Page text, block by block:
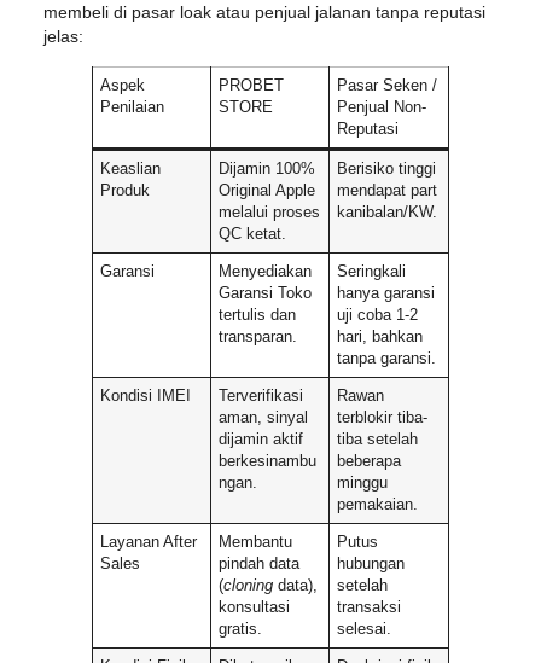
membeli di pasar loak atau penjual jalanan tanpa reputasi
jelas:
Aspek
Penilaian
PROBET
STORE
Pasar Seken /
Penjual Non-
Reputasi
Keaslian
Produk
Dijamin 100%
Original Apple
melalui proses
QC ketat.
Berisiko tinggi
mendapat part
kanibalan/KW.
Garansi
Menyediakan
Garansi Toko
tertulis dan
transparan.
Seringkali
hanya garansi
uji coba 1-2
hari, bahkan
tanpa garansi.
Kondisi IMEI
Terverifikasi
aman, sinyal
dijamin aktif
berkesinambu
ngan.
Rawan
terblokir tiba-
tiba setelah
beberapa
minggu
pemakaian.
Layanan After
Sales
Membantu
pindah data
(cloning data),
konsultasi
gratis.
Putus
hubungan
setelah
transaksi
selesai.